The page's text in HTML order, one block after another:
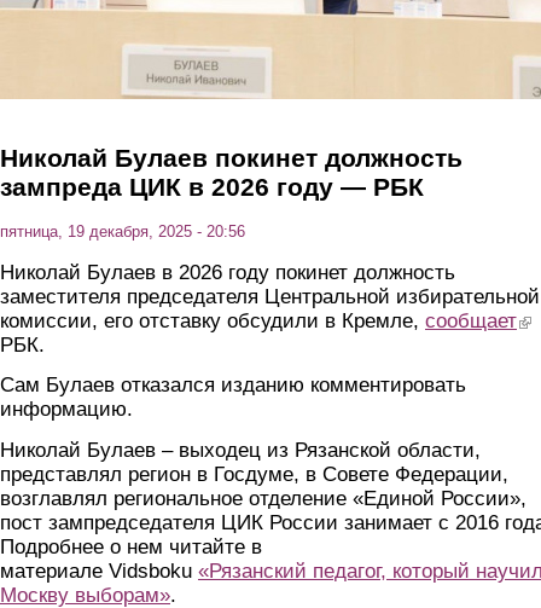
Николай Булаев покинет должность
зампреда ЦИК в 2026 году — РБК
пятница, 19 декабря, 2025 - 20:56
Николай Булаев в 2026 году покинет должность
заместителя председателя Центральной избирательной
комиссии, его отставку обсудили в Кремле, сообщает
РБК.
Сам Булаев отказался изданию комментировать
информацию.
Николай Булаев – выходец из Рязанской области,
представлял регион в Госдуме, в Совете Федерации,
возглавлял региональное отделение «Единой России»,
пост зампредседателя ЦИК России занимает с 2016
Подробнее о нем читайте в
материале Vidsboku «Рязанский педагог, который
Москву выборам».